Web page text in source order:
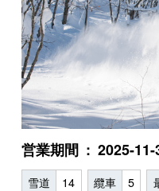
営業期間 2025-11-
雪道 14 纜車 5